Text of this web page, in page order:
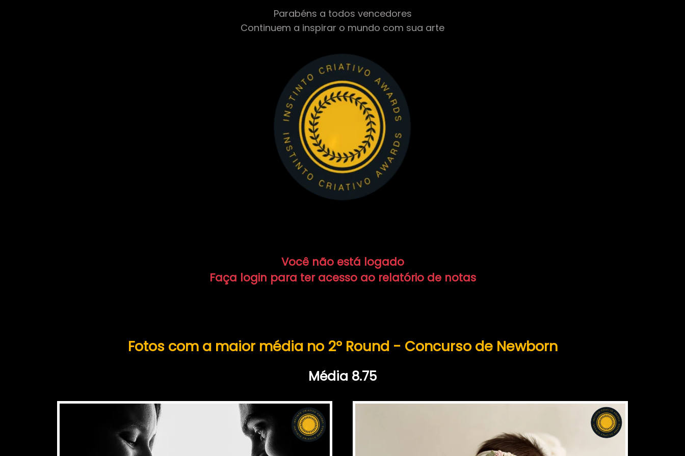
Parabéns a todos vencedores
Continuem a inspirar o mundo com sua arte
Você não está logado
Faça login para ter acesso ao relatório de notas
Fotos com a maior média no 2º Round - Concurso de Newborn
Média 8.75